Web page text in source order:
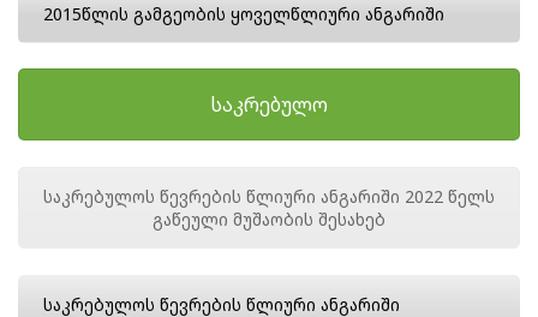
2015წლის გამგეობის ყოველწლიური ანგარიში
საკრებულო
საკრებულოს წევრების წლიური ანგარიში 2022 წელს
გაწეული მუშაობის შესახებ
საკრებულოს წევრების წლიური ანგარიში